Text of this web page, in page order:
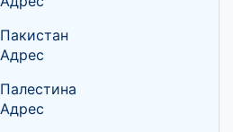
Пакистан
Адрес
Палестина
Адрес